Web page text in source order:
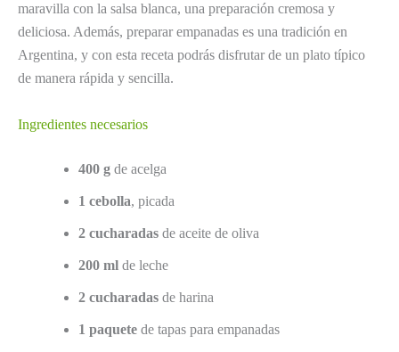
maravilla con la salsa blanca, una preparación cremosa y
deliciosa. Además, preparar empanadas es una tradición en
Argentina, y con esta receta podrás disfrutar de un plato típico
de manera rápida y sencilla.
Ingredientes necesarios
400 g de acelga
1 cebolla, picada
2 cucharadas de aceite de oliva
200 ml de leche
2 cucharadas de harina
1 paquete de tapas para empanadas